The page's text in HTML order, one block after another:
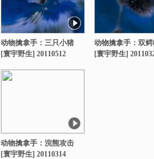
动物擒拿手：三只小猪
[寰宇野生] 20110512
动物擒拿手：双鳄
[寰宇野生]
动物擒拿手：浣熊攻击
[寰宇野生] 20110314